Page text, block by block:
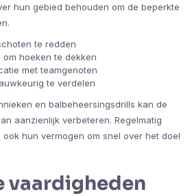
hun gebied behouden om de beperkte
te redden
hoeken te dekken
met teamgenoten
te verdelen
en balbeheersingsdrills kan de
aanzienlijk verbeteren. Regelmatig
hun vermogen om snel over het doel
vaardigheden